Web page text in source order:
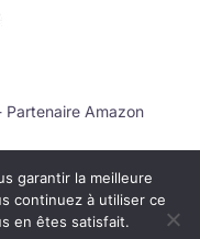
Amazon
garantir la meilleure
continuez à utiliser ce
en êtes satisfait.